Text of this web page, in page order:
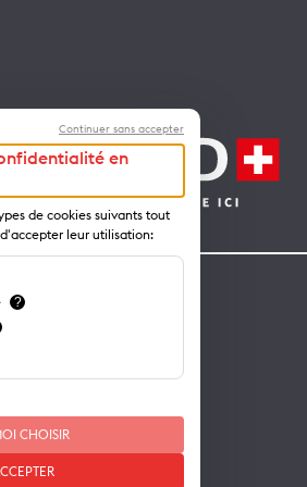
– administration
Continuer sans accepter
en
de cookies suivants tout
leur utilisation:
?
CHOISIR